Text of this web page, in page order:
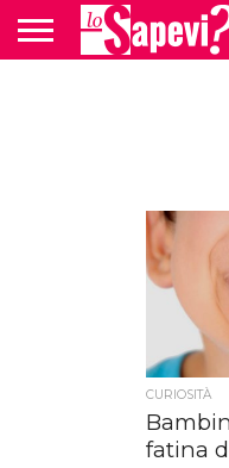
CURIOSITÀ
fatina